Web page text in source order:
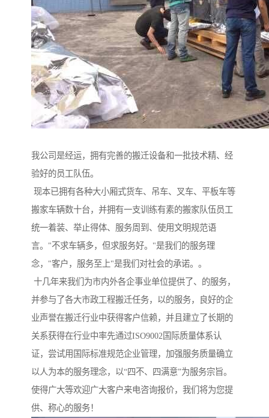
我公司是经运，拥有完善的搬迁设备和一批技术精、经
验好的员工队伍。
现本已拥有各种大小厢式货车、吊车、叉车、平板车等
搬家车辆数十台，并拥有一支训练有素的搬家队伍员工
统一着装、举止得体、服务周到、使用文明规范语
言。"不求车辆多，但求服务好。"是我们的服务理
念，"客户，服务至上"是我们对社会的承诺。。
十几年来我们为市内外各企事业单位提供了、的服务，
并参与了各大市政工程搬迁任务，以的服务，良好的企
业声誉在搬迁行业中获得客户信赖，并且建立了长期的
关系获得在行业中率先通过ISO9002国际质量体系认
证，尝试用国际标准规范企业管理，加强服务质量确立
以人为本的服务理念，以“四不、四满意”为服务宗旨。
使得广大等欢迎广大客户来电咨询报价，我们将为您提
供、称心的服务！